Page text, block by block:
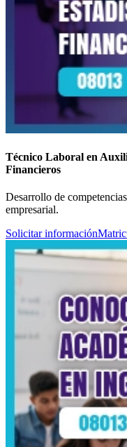
Técnico Laboral en
Financieros
Desarrollo de
empresarial.
Solicitar información